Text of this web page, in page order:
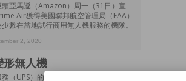
頭亞馬遜（Amazon）周一（31日）宣
Air獲得美國聯邦航空管理局（FAA）
數在當地試行商用無人機服務的機隊。
2, 2020
形無人機
（UPS）的子公司UPSFF，正跟德國無